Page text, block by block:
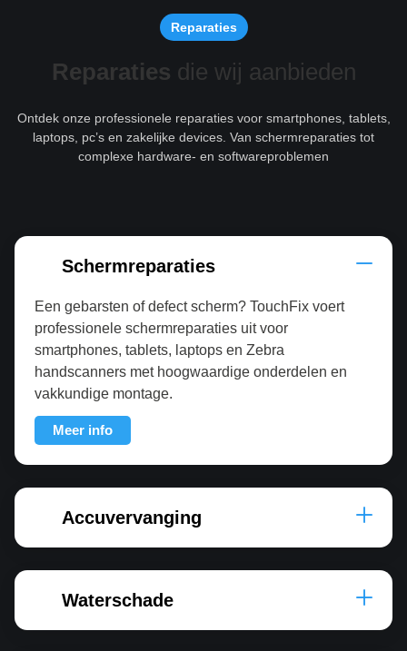
Reparaties
Reparaties die wij aanbieden
Ontdek onze professionele reparaties voor smartphones, tablets,
laptops, pc’s en zakelijke devices. Van schermreparaties tot
complexe hardware- en softwareproblemen
Schermreparaties
Een gebarsten of defect scherm? TouchFix voert
professionele schermreparaties uit voor
smartphones, tablets, laptops en Zebra
handscanners met hoogwaardige onderdelen en
vakkundige montage.
Meer info
Accuvervanging
Waterschade